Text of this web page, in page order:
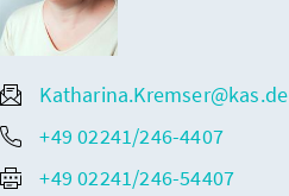
Katharina.Kremser@kas.de
+49 02241/246-4407
+49 02241/246-54407